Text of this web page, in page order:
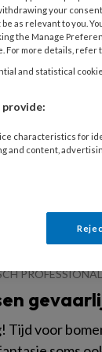
is
van 'Ziek
beter
voor de
PROFESSIONAL
Tijd voor
your
as relevant to you.
the Manage
more details, refer
and statistical
characteristics for
and content,